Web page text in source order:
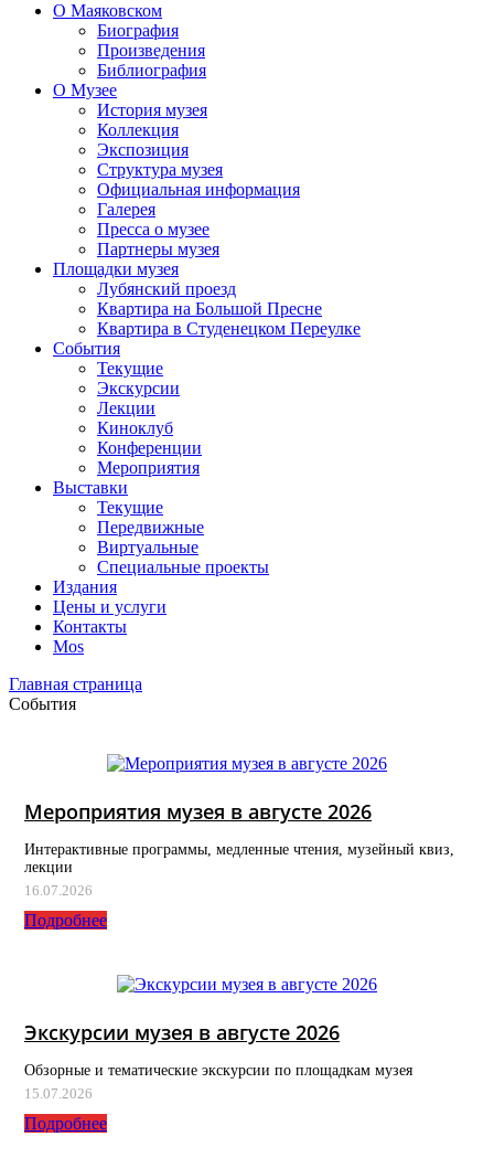
О Маяковском
Биография
Произведения
Библиография
О Музее
История музея
Коллекция
Экспозиция
Структура музея
Официальная информация
Галерея
Пресса о музее
Партнеры музея
Площадки музея
Лубянский проезд
Квартира на Большой Пресне
Квартира в Студенецком Переулке
События
Текущие
Экскурсии
Лекции
Киноклуб
Конференции
Мероприятия
Выставки
Текущие
Передвижные
Виртуальные
Специальные проекты
Издания
Цены и услуги
Контакты
Mos
Главная страница
События
Мероприятия музея в августе 2026
Интерактивные программы, медленные чтения, музейный квиз,
лекции
16.07.2026
Подробнее
Экскурсии музея в августе 2026
Обзорные и тематические экскурсии по площадкам музея
15.07.2026
Подробнее